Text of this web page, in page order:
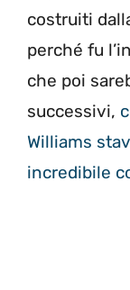
costruiti
perché fu
che poi
successivi,
Williams
incredibile